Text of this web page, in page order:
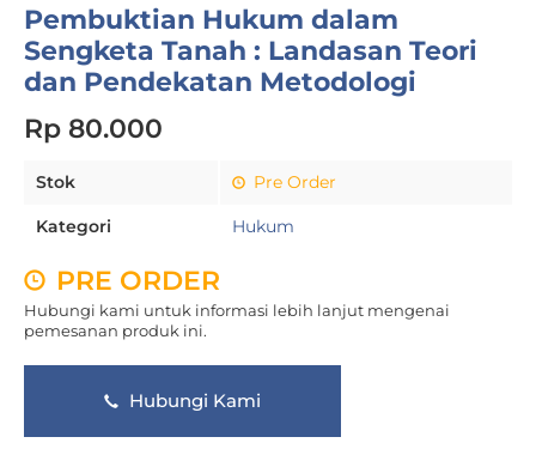
Pembuktian Hukum dalam
Sengketa Tanah : Landasan Teori
dan Pendekatan Metodologi
Rp 80.000
Stok Pre Order
Kategori Hukum
PRE ORDER
Hubungi kami untuk informasi lebih lanjut mengenai
pemesanan produk ini.
Hubungi Kami